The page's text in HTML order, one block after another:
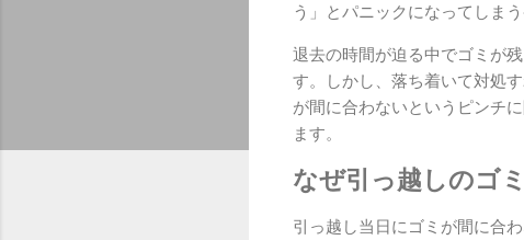
う」とパニックになってしま
退去の時間が迫る中でゴミが
す。しかし、落ち着いて対処
が間に合わないというピンチ
ます。
なぜ引っ越しのゴ
引っ越し当日にゴミが間に合